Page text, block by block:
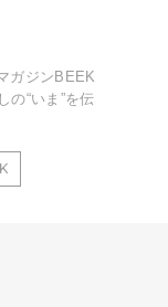
ガジンBEEK
の“いま”を伝